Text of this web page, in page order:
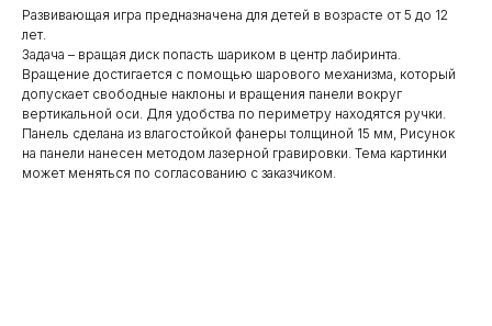
Развивающая игра предназначена для детей в возрасте от 5 до 12
лет.
Задача – вращая диск попасть шариком в центр лабиринта.
Вращение достигается с помощью шарового механизма, который
допускает свободные наклоны и вращения панели вокруг
вертикальной оси. Для удобства по периметру находятся ручки.
Панель сделана из влагостойкой фанеры толщиной 15 мм, Рисунок
на панели нанесен методом лазерной гравировки. Тема картинки
может меняться по согласованию с заказчиком.